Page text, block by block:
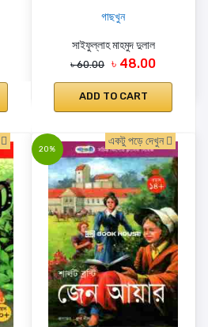
গাছখুন
সাইফুল্লাহ মাহমুদ দুলাল
৳ 60.00 ৳ 48.00
ADD TO CART
20%
একটু পড়ে দেখুন